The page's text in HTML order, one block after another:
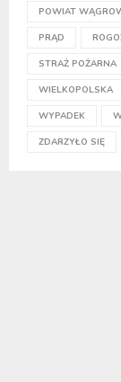
POWIAT
PRĄD
STRAŻ POŻARNA
WIELKOPOLSKA
WYPADEK
ZDARZYŁO SIĘ